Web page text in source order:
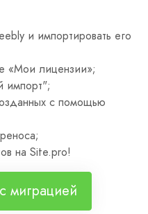
и импортировать его
«Мои лицензии»;
импорт";
с помощью
на Site.pro!
миграцией